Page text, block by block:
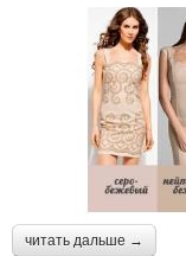
читать дальше →